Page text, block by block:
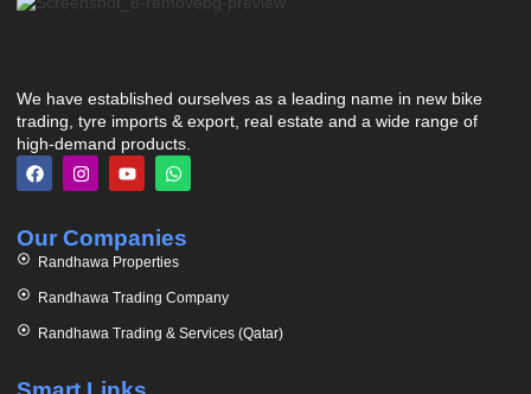
We have established ourselves as a leading name in new bike
trading, tyre imports & export, real estate and a wide range of
high-demand products.
Our Companies
Randhawa Properties
Randhawa Trading Company
Randhawa Trading & Services (Qatar)